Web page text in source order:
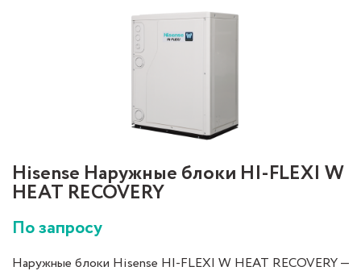
Hisense Наружные блоки HI-FLEXI W
HEAT RECOVERY
По запросу
Наружные блоки Hisense HI-FLEXI W HEAT RECOVERY —